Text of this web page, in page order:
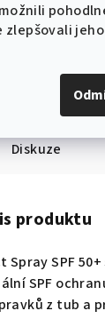
Diskuze
produktu
Spray SPF
SPF
z tub a